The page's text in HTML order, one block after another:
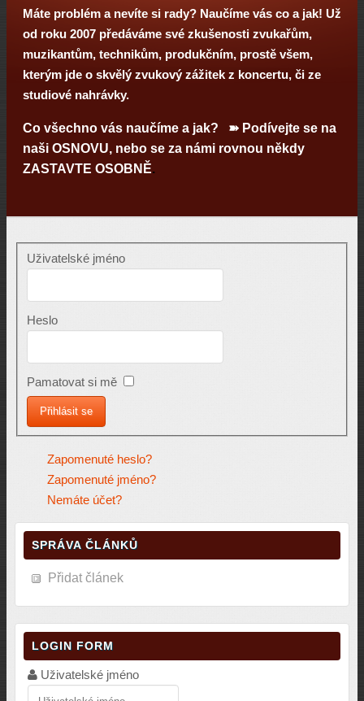
Máte problém a nevíte si rady? Naučíme vás co a jak! Už
od roku 2007 předáváme své zkušenosti zvukařům,
muzikantům, technikům, produkčním, prostě všem,
kterým jde o skvělý zvukový zážitek z koncertu, či ze
studiové nahrávky.
Co všechno vás naučíme a jak? ➽ Podívejte se na
naši OSNOVU, nebo se za námi rovnou někdy
ZASTAVTE OSOBNĚ.
Uživatelské jméno
Heslo
Pamatovat si mě
Přihlásit se
Zapomenuté heslo?
Zapomenuté jméno?
Nemáte účet?
SPRÁVA ČLÁNKŮ
Přidat článek
LOGIN FORM
Uživatelské jméno